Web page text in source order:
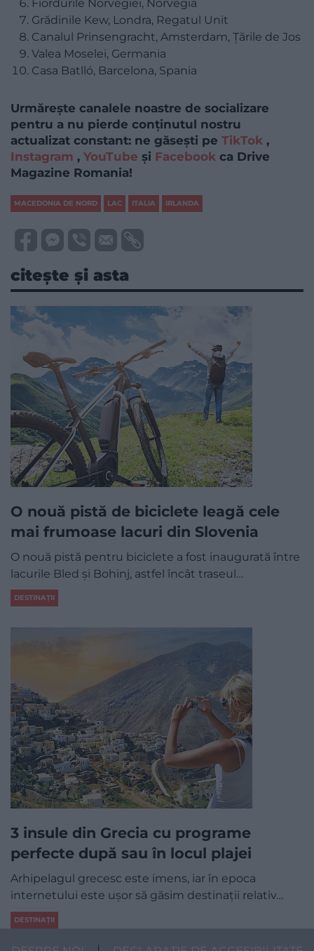
Fiordurile Norvegiei, Norvegia
Grădinile Kew, Londra, Regatul Unit
Canalul Prinsengracht, Amsterdam, Țările de Jos
Valea Moselei, Germania
Casa Batlló, Barcelona, Spania
Urmărește canalele noastre de socializare
pentru a nu pierde conținutul nostru
actualizat constant: ne găsești pe TikTok ,
Instagram , YouTube și Facebook ca Drive
Magazine Romania!
MACEDONIA DE NORD LAC ITALIA IRLANDA
citește și asta
O nouă pistă de biciclete leagă cele
mai frumoase lacuri din Slovenia
O nouă pistă pentru biciclete a fost inaugurată între
lacurile Bled și Bohinj, astfel încât traseul…
DESTINAȚII
3 insule din Grecia cu programe
perfecte după sau în locul plajei
Arhipelagul grecesc este imens, iar în epoca
internetului este ușor să găsim destinaţii relativ…
DESTINAȚII